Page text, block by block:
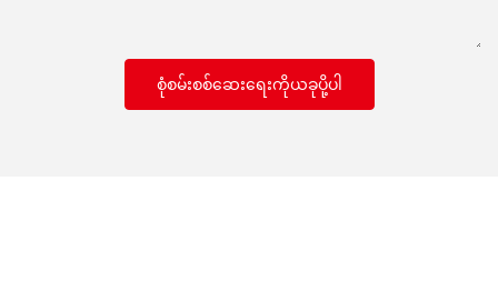
စုံစမ်းစစ်ဆေးရေးကိုယခုပို့ပါ